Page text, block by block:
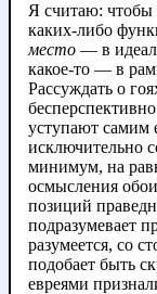
Я считаю: чтобы
каких-либо
место — в
какое-то — в
Рассуждать о
уступают самим
исключительно
минимум, на
осмысления
позиций
подразумевает
разумеется, со
подобает быть
евреями